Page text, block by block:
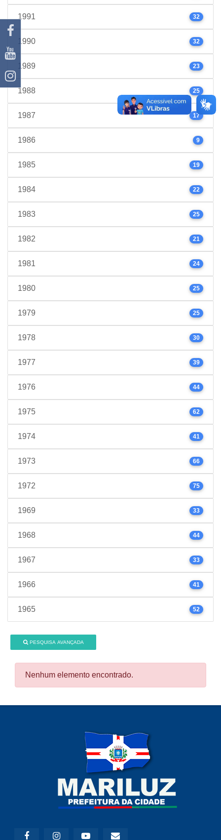
1991 32
1990 32
1989 23
1988 25
1987 17
1986 9
1985 19
1984 22
1983 25
1982 21
1981 24
1980 25
1979 25
1978 30
1977 39
1976 44
1975 62
1974 41
1973 66
1972 75
1969 33
1968 44
1967 33
1966 41
1965 52
PESQUISA AVANÇADA
Nenhum elemento encontrado.